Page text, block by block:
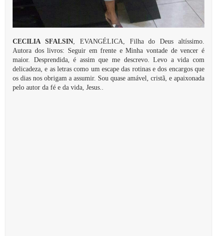
CECILIA SFALSIN, EVANGÉLICA, Filha do Deus altíssimo.
Autora dos livros: Seguir em frente e Minha vontade de vencer é
maior. Desprendida, é assim que me descrevo. Levo a vida com
delicadeza, e as letras como um escape das rotinas e dos encargos que
os dias nos obrigam a assumir. Sou quase amável, cristã, e apaixonada
pelo autor da fé e da vida, Jesus..